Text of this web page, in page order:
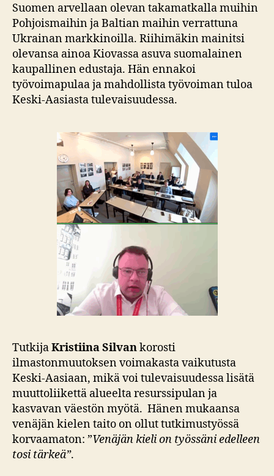
Suomen arvellaan olevan takamatkalla muihin
Pohjoismaihin ja Baltian maihin verrattuna
Ukrainan markkinoilla. Riihimäkin mainitsi
olevansa ainoa Kiovassa asuva suomalainen
kaupallinen edustaja. Hän ennakoi
työvoimapulaa ja mahdollista työvoiman tuloa
Keski-Aasiasta tulevaisuudessa.
TutkijaKristiina Silvankorosti
ilmastonmuutoksen voimakasta vaikutusta
Keski-Aasiaan, mikä voi tulevaisuudessa lisätä
muuttoliikettä alueelta resurssipulan ja
kasvavan väestön myötä. Hänen mukaansa
venäjän kielen taito on ollut tutkimustyössä
korvaamaton: ”Venäjän kieli on työssäni edelleen
tosi tärkeä”.